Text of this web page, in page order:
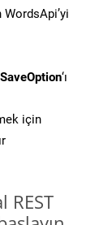
SaveOption‘ı
için
REST